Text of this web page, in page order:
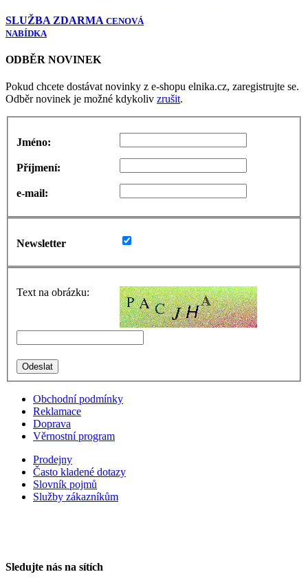
SLUŽBA ZDARMA CENOVÁ
NABÍDKA
ODBĚR NOVINEK
Pokud chcete dostávat novinky z e-shopu elnika.cz, zaregistrujte se.
Odběr novinek je možné kdykoliv zrušit.
Jméno:
Příjmení:
e-mail:
Newsletter
Text na obrázku:
Obchodní podmínky
Reklamace
Doprava
Věrnostní program
Prodejny
Často kladené dotazy
Slovník pojmů
Služby zákazníkům
Sledujte nás na sítích